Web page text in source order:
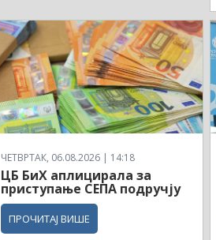
ЧЕТВРТАК, 06.08.2026 | 14:18
ЦБ БиХ аплицирала за
приступање СЕПА подручју
ПРОЧИТАЈ ВИШЕ